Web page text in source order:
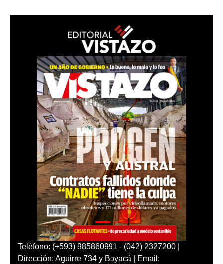
Teléfono: (+593) 985860991 - (042) 2327200 |
Dirección: Aguirre 734 y Boyacá | Email: